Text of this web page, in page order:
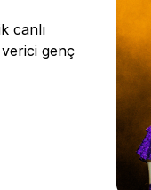
canlı
genç